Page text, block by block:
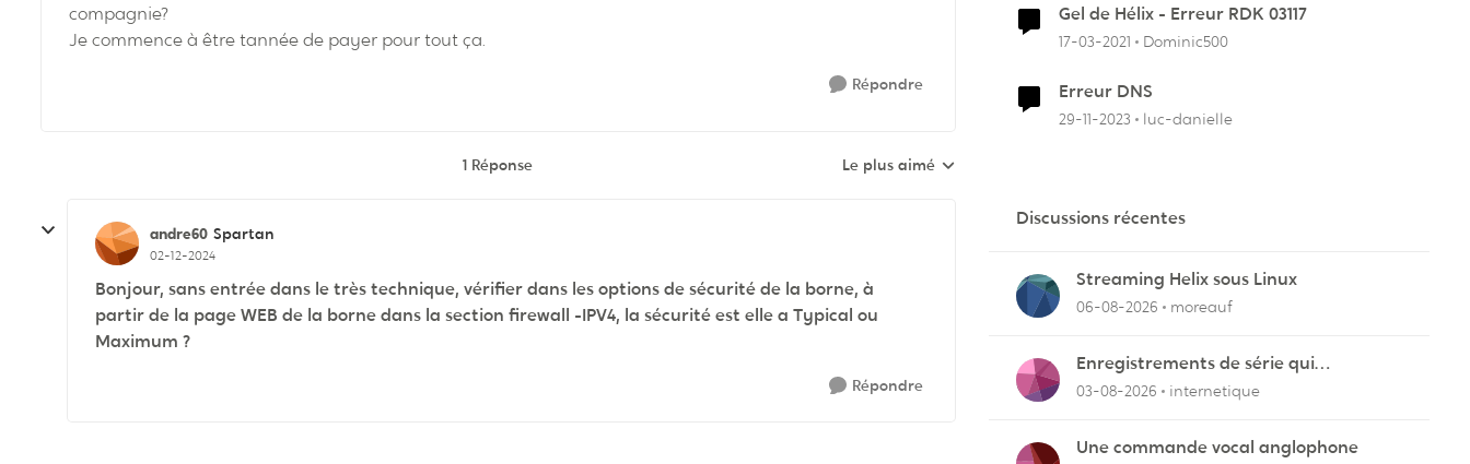
compagnie?
Je commence à être tannée de payer pour tout ça.
Répondre
1 Réponse Réponses triées par
Le plus aimé
andre60 Spartan
02-12-2024
Bonjour, sans entrée dans le très technique, vérifier dans les options de sécurité de la borne, à
partir de la page WEB de la borne dans la section firewall -IPV4, la sécurité est elle a Typical ou
Maximum ?
Répondre
Gel de Hélix - Erreur RDK 03117
17-03-2021 Dominic500
Erreur DNS
29-11-2023 luc-danielle
Discussions récentes
Streaming Helix sous Linux
06-08-2026 moreauf
Enregistrements de série qui
cafouillent
03-08-2026 internetique
Une commande vocal anglophone